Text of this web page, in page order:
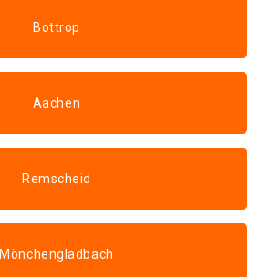
Bottrop
Aachen
Remscheid
Mönchengladbach